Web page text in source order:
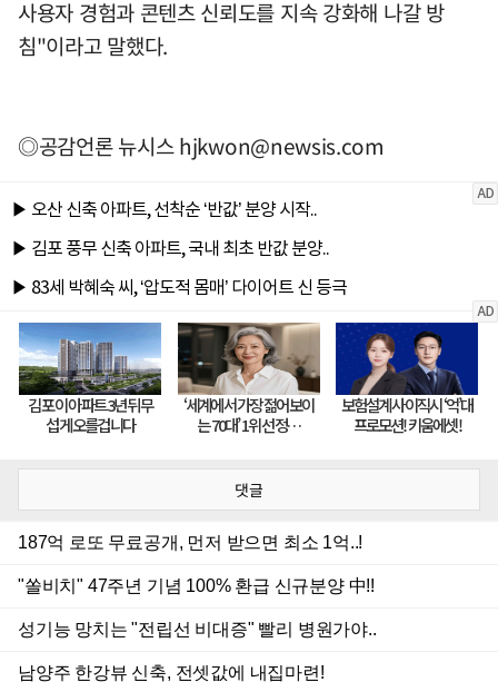
사용자 경험과 콘텐츠 신뢰도를 지속 강화해 나갈 방
침"이라고 말했다.
◎공감언론 뉴시스hjkwon@newsis.com
댓글